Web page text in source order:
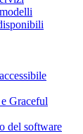
Graceful
del software